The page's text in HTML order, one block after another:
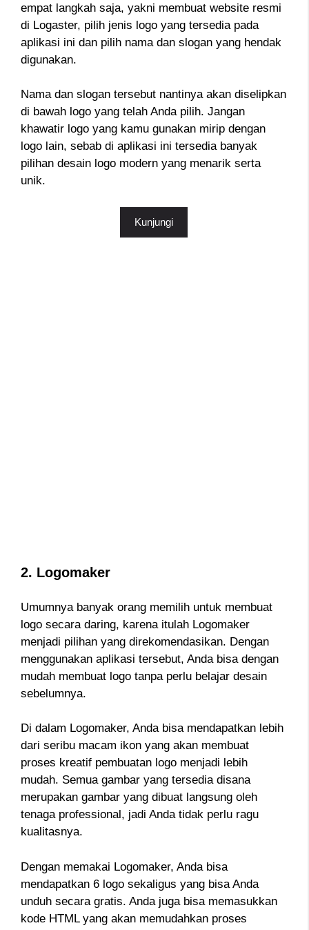
empat langkah saja, yakni membuat website resmi
di Logaster, pilih jenis logo yang tersedia pada
aplikasi ini dan pilih nama dan slogan yang hendak
digunakan.
Nama dan slogan tersebut nantinya akan diselipkan
di bawah logo yang telah Anda pilih. Jangan
khawatir logo yang kamu gunakan mirip dengan
logo lain, sebab di aplikasi ini tersedia banyak
pilihan desain logo modern yang menarik serta
unik.
Kunjungi
2. Logomaker
Umumnya banyak orang memilih untuk membuat
logo secara daring, karena itulah Logomaker
menjadi pilihan yang direkomendasikan. Dengan
menggunakan aplikasi tersebut, Anda bisa dengan
mudah membuat logo tanpa perlu belajar desain
sebelumnya.
Di dalam Logomaker, Anda bisa mendapatkan lebih
dari seribu macam ikon yang akan membuat
proses kreatif pembuatan logo menjadi lebih
mudah. Semua gambar yang tersedia disana
merupakan gambar yang dibuat langsung oleh
tenaga professional, jadi Anda tidak perlu ragu
kualitasnya.
Dengan memakai Logomaker, Anda bisa
mendapatkan 6 logo sekaligus yang bisa Anda
unduh secara gratis. Anda juga bisa memasukkan
kode HTML yang akan memudahkan proses